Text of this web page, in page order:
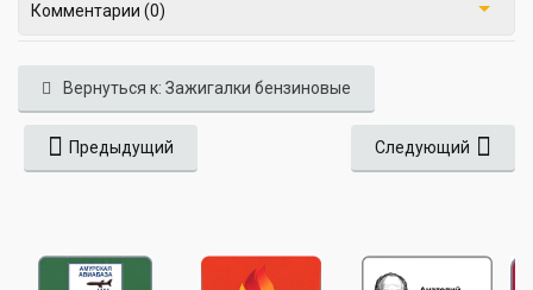
Комментарии (0)
Вернуться к: Зажигалки бензиновые
Предыдущий Следующий